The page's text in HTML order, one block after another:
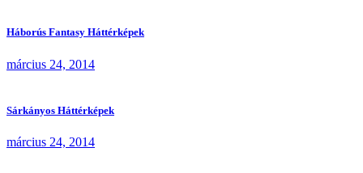
Háborús Fantasy Háttérképek
március 24, 2014
Sárkányos Háttérképek
március 24, 2014